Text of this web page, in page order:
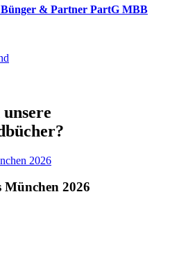
Bünger & Partner PartG MBB
2026